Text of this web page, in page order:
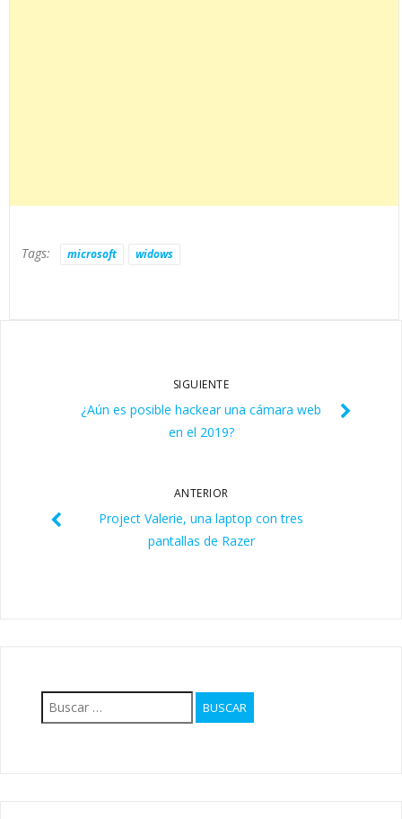
Tags: microsoft widows
SIGUIENTE
¿Aún es posible hackear una cámara web
en el 2019?
ANTERIOR
Project Valerie, una laptop con tres
pantallas de Razer
Buscar: